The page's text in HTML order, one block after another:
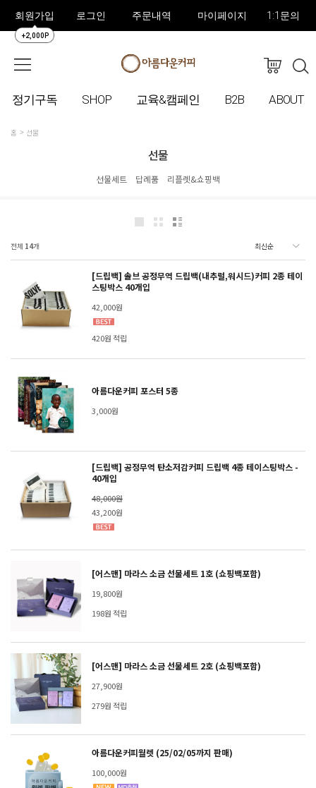
회원가입
+2,000P
로그인 주문내역 마이페이지 1:1문의
정기구독 SHOP 교육&캠페인 B2B ABOUT
홈 선물
선물
선물세트 답례품 리플렛&쇼핑백
전체 14개
[드립백] 솔브 공정무역 드립백(내추럴,워시드)커피 2종 테이
스팅박스 40개입
42,000원
420원 적립
아름다운커피 포스터 5종
3,000원
[드립백] 공정무역 탄소저감커피 드립백 4종 테이스팅박스 -
40개입
48,000원
43,200원
[어스맨] 마라스 소금 선물세트 1호 (쇼핑백포함)
19,800원
198원 적립
[어스맨] 마라스 소금 선물세트 2호 (쇼핑백포함)
27,900원
279원 적립
아름다운커피월렛 (25/02/05까지 판매)
100,000원